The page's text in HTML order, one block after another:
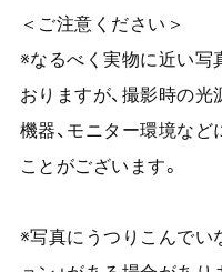
＜ご注意ください＞
※なるべく実物に近い写
おりますが、撮影時の
機器、モニター環境など
ことがございます。
※写真にうつりこんでい